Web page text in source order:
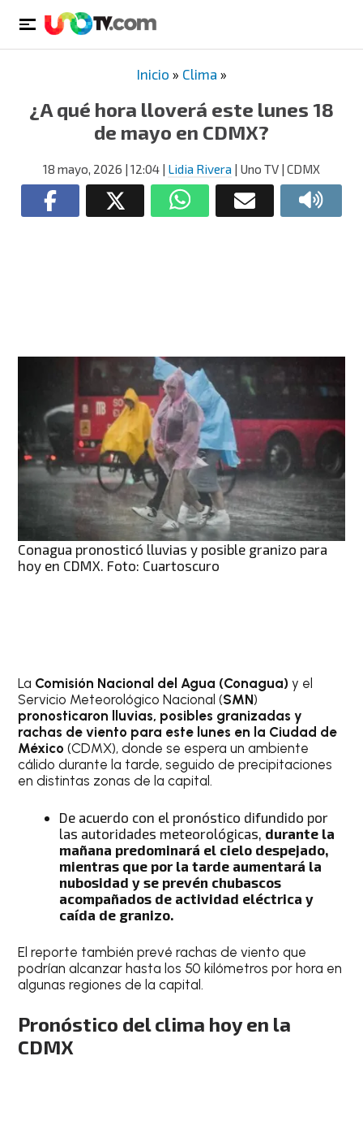
Inicio » Clima »
¿A qué hora lloverá este lunes 18
de mayo en CDMX?
18 mayo, 2026 | 12:04 | Lidia Rivera | Uno TV | CDMX
Conagua pronosticó lluvias y posible granizo para
hoy en CDMX. Foto: Cuartoscuro
La Comisión Nacional del Agua (Conagua) y el
Servicio Meteorológico Nacional (SMN)
pronosticaron lluvias, posibles granizadas y
rachas de viento para este lunes en la Ciudad de
México (CDMX), donde se espera un ambiente
cálido durante la tarde, seguido de precipitaciones
en distintas zonas de la capital.
De acuerdo con el pronóstico difundido por
las autoridades meteorológicas, durante la
mañana predominará el cielo despejado,
mientras que por la tarde aumentará la
nubosidad y se prevén chubascos
acompañados de actividad eléctrica y
caída de granizo.
El reporte también prevé rachas de viento que
podrían alcanzar hasta los 50 kilómetros por hora en
algunas regiones de la capital.
Pronóstico del clima hoy en la
CDMX